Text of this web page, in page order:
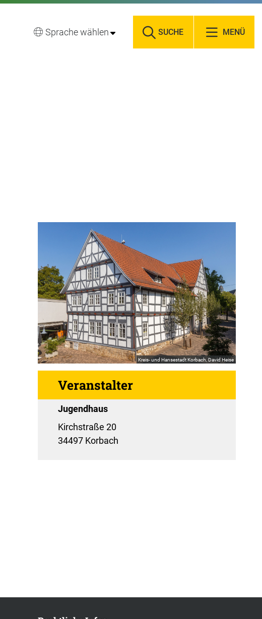
Sprache wählen SUCHE MENÜ
Kreis- und Hansestadt Korbach, David Heise
Veranstalter
Jugendhaus
Kirchstraße 20
34497 Korbach